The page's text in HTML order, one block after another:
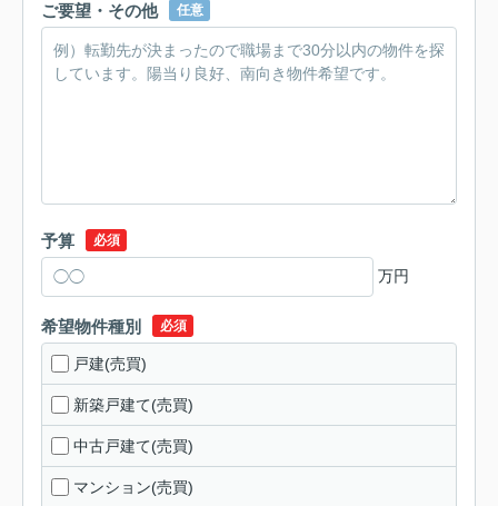
ご要望・その他 任意
予算 必須
万円
希望物件種別 必須
戸建(売買)
新築戸建て(売買)
中古戸建て(売買)
マンション(売買)